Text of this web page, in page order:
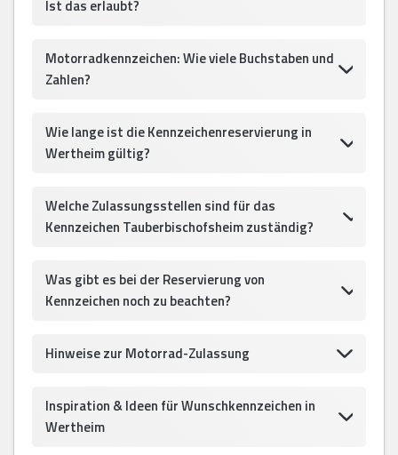
Ist das erlaubt?
Motorradkennzeichen: Wie viele Buchstaben und
Zahlen?
Wie lange ist die Kennzeichenreservierung in
Wertheim gültig?
Welche Zulassungsstellen sind für das
Kennzeichen Tauberbischofsheim zuständig?
Was gibt es bei der Reservierung von
Kennzeichen noch zu beachten?
Hinweise zur Motorrad-Zulassung
Inspiration & Ideen für Wunschkennzeichen in
Wertheim